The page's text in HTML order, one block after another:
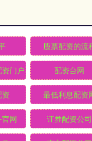
股票配资的流
门户 配资台网
最低利息配资
网 证券配资公司